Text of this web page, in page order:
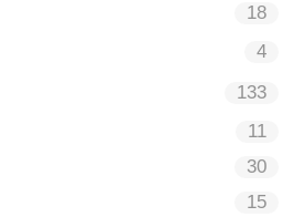
18
4
133
11
30
15